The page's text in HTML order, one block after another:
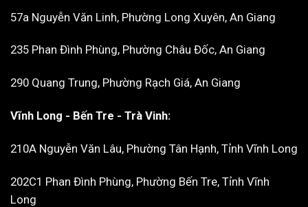
57a Nguyễn Văn Linh, Phường Long Xuyên, An Giang
235 Phan Đình Phùng, Phường Châu Đốc, An Giang
290 Quang Trung, Phường Rạch Giá, An Giang
Vĩnh Long - Bến Tre - Trà Vinh:
210A Nguyễn Văn Lâu, Phường Tân Hạnh, Tỉnh Vĩnh Long
202C1 Phan Đình Phùng, Phường Bến Tre, Tỉnh Vĩnh
Long